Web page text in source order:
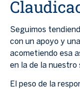
Seguimos
con un apoyo y
acometiendo esa
en la de la nuestro
El peso de la